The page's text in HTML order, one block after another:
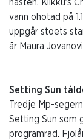
hästen. Kiikku’s
vann ohotad på
uppgår stoets
är Maura
Setting Sun
Tredje Mp-
Setting Sun som
programrad.